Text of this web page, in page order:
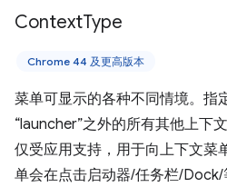
ContextType
Chrome 44 及更高版本
菜单可显示的各种不同情境。指
“launcher”之外的所有其他上下
仅受应用支持，用于向上下文菜
单会在点击启动器/任务栏/Dock/